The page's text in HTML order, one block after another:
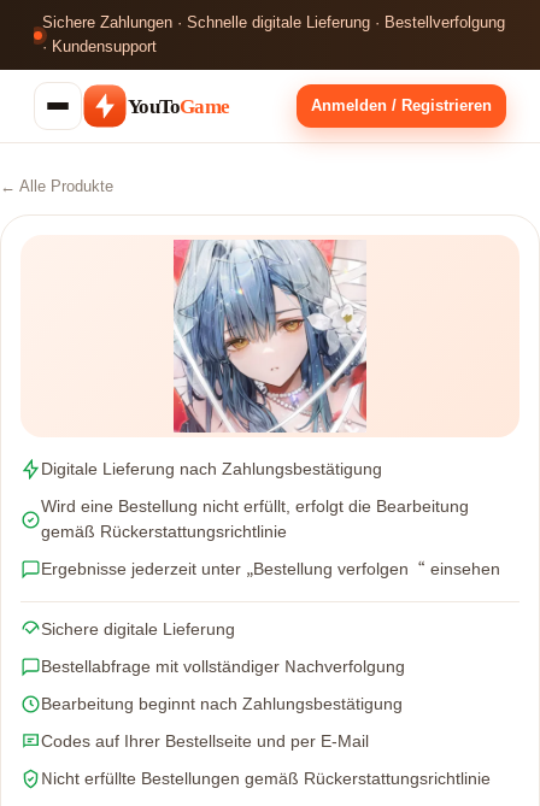
Sichere Zahlungen · Schnelle digitale Lieferung · Bestellverfolgung
· Kundensupport
YouToGame Anmelden / Registrieren
← Alle Produkte
Digitale Lieferung nach Zahlungsbestätigung
Wird eine Bestellung nicht erfüllt, erfolgt die Bearbeitung
gemäß Rückerstattungsrichtlinie
Ergebnisse jederzeit unter „Bestellung verfolgen“ einsehen
Sichere digitale Lieferung
Bestellabfrage mit vollständiger Nachverfolgung
Bearbeitung beginnt nach Zahlungsbestätigung
Codes auf Ihrer Bestellseite und per E-Mail
Nicht erfüllte Bestellungen gemäß Rückerstattungsrichtlinie